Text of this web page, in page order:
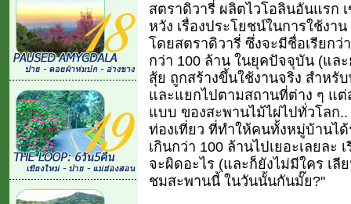
สตราดิวารี่ ผลิตไวโอลินอันแรก
หวัง เรื่องประโยชน์ในการใช้ง
โดยสตราดิวารี่ ซึ่งจะมีชื่อเรียกว่
กว่า 100 ล้าน ในยุคปัจจุบัน (แล
สุ้ย ถูกสร้างขึ้นใช้งานจริง สำห
และแยกไปตามสถานที่ต่าง ๆ แต่
แบบ ของสะพานไม้ไผ่ไปทั่วโลก
ท่องเที่ยว ที่ทำให้คนทั้งหมู่บ้านไ
เกินกว่า 100 ล้านไปเยอะเลยละ
จะผิดอะไร (และก็ยังไม่มีใคร เ
ชมสะพานนี้ ในวันนั้นกันมั๊ย?"